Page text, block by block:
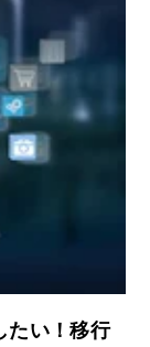
たい！移行